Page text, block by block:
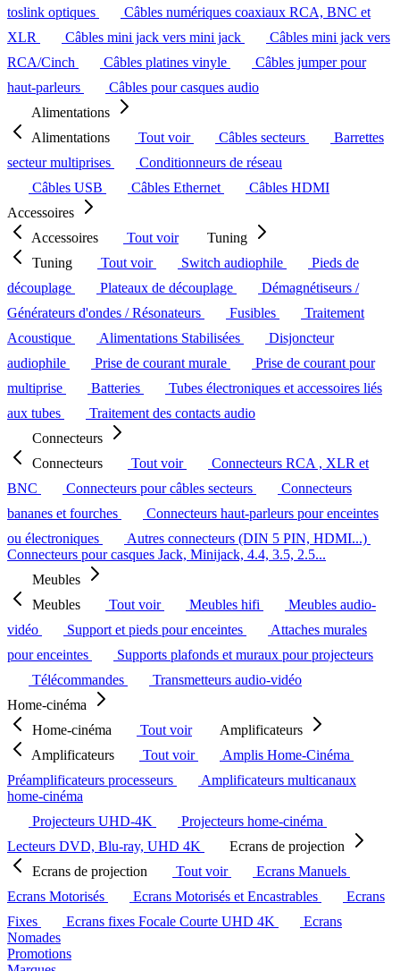
toslink optiques
Câbles numériques coaxiaux RCA, BNC et
XLR
Câbles mini jack vers mini jack
Câbles mini jack vers
RCA/Cinch
Câbles platines vinyle
Câbles jumper pour
haut-parleurs
Câbles pour casques audio
Alimentations
Alimentations
Tout voir Câbles secteurs
Barrettes
secteur multiprises
Conditionneurs de réseau
Câbles USB
Câbles Ethernet
Câbles HDMI
Accessoires
Accessoires
Tout voir
Tuning
Tuning
Tout voir Switch audiophile
Pieds de
découplage
Plateaux de découplage
Démagnétiseurs /
Générateurs d'ondes / Résonateurs
Fusibles
Traitement
Acoustique
Alimentations Stabilisées
Disjoncteur
audiophile
Prise de courant murale
Prise de courant pour
multiprise
Batteries
Tubes électroniques et accessoires liés
aux tubes
Traitement des contacts audio
Connecteurs
Connecteurs
Tout voir
Connecteurs RCA , XLR et
BNC
Connecteurs pour câbles secteurs
Connecteurs
bananes et fourches
Connecteurs haut-parleurs pour enceintes
ou électroniques
Autres connecteurs (DIN 5 PIN, HDMI...)
Connecteurs pour casques Jack, Minijack, 4.4, 3.5, 2.5...
Meubles
Meubles
Tout voir Meubles hifi
Meubles audio-
vidéo
Support et pieds pour enceintes
Attaches murales
pour enceintes
Supports plafonds et muraux pour projecteurs
Télécommandes
Transmetteurs audio-vidéo
Home-cinéma
Home-cinéma
Tout voir
Amplificateurs
Amplificateurs
Tout voir
Amplis Home-Cinéma
Préamplificateurs processeurs
Amplificateurs multicanaux
home-cinéma
Projecteurs UHD-4K
Projecteurs home-cinéma
Lecteurs DVD, Blu-ray, UHD 4K
Ecrans de projection
Ecrans de projection
Tout voir
Ecrans Manuels
Ecrans Motorisés
Ecrans Motorisés et Encastrables
Ecrans
Fixes
Ecrans fixes Focale Courte UHD 4K
Ecrans
Nomades
Promotions